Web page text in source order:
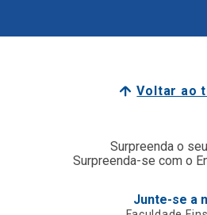
Voltar ao
Surpreenda o
Surpreenda-se com o
Junte-se a